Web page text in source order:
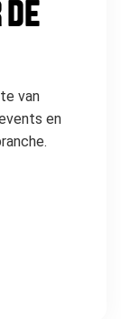
van
en